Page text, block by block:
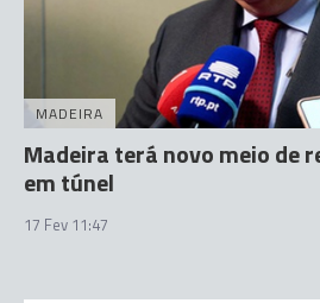
MADEIRA
Madeira terá novo meio de
em túnel
17 Fev 11:47